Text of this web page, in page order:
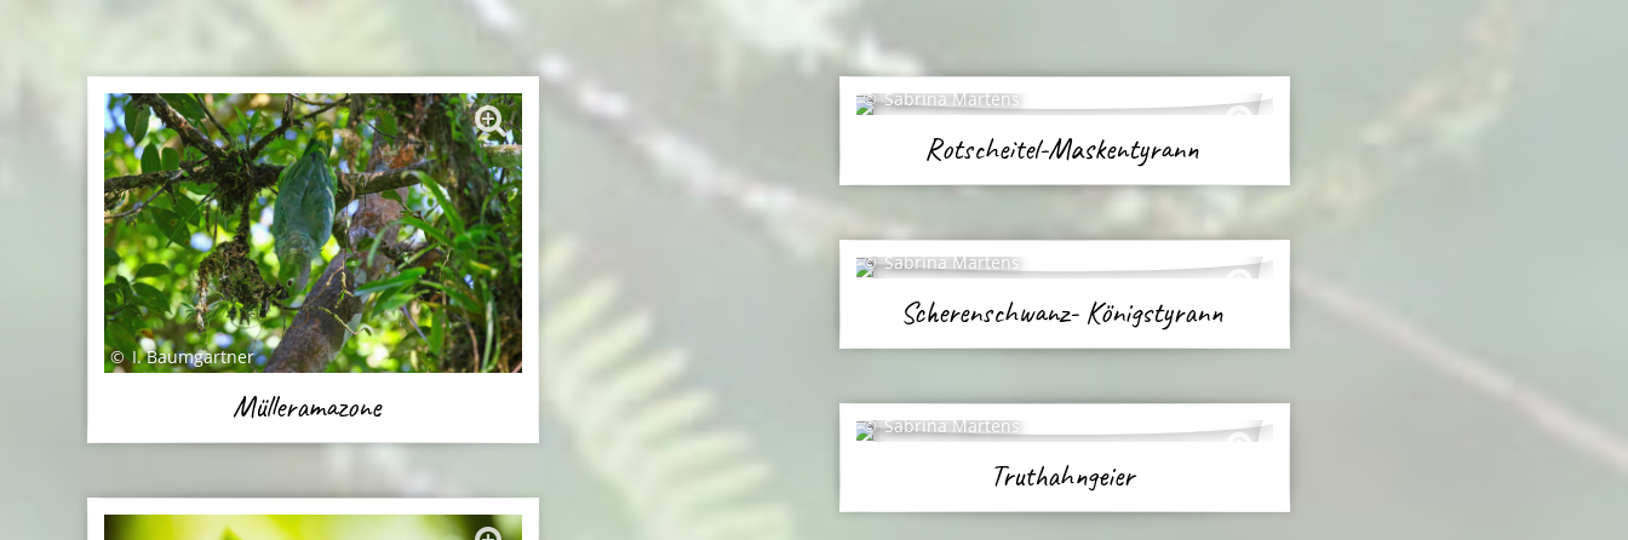
I. Baumgartner
Mülleramazone
Sabrina Martens
Rotscheitel-Maskentyrann
Sabrina Martens
Scherenschwanz- Königstyrann
Sabrina Martens
Truthahngeier